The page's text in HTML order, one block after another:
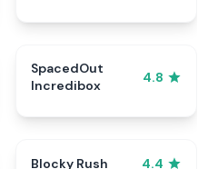
SpacedOut
Incredibox
4.8
Blocky Rush 4.4